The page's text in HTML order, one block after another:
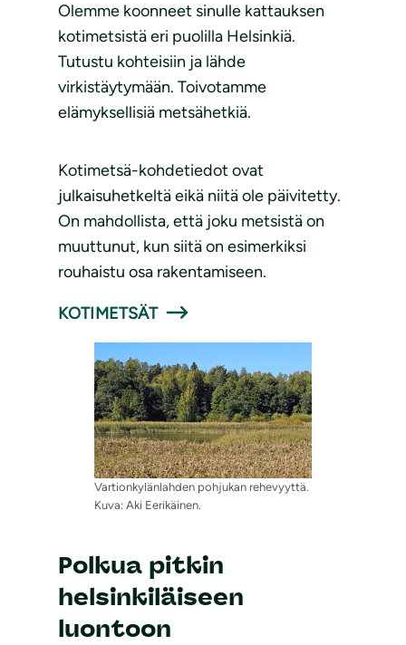
Olemme koonneet sinulle kattauksen
kotimetsistä eri puolilla Helsinkiä.
Tutustu kohteisiin ja lähde
virkistäytymään. Toivotamme
elämyksellisiä metsähetkiä.
Kotimetsä-kohdetiedot ovat
julkaisuhetkeltä eikä niitä ole päivitetty.
On mahdollista, että joku metsistä on
muuttunut, kun siitä on esimerkiksi
rouhaistu osa rakentamiseen.
KOTIMETSÄT
Vartionkylänlahden pohjukan rehevyyttä.
Kuva: Aki Eerikäinen.
Polkua pitkin
helsinkiläiseen
luontoon